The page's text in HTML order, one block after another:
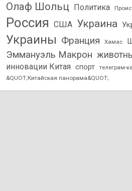
Олаф Шольц Политика
Россия США Украина
Украины Франция Хамас
Эммануэль Макрон
инновации Китая спорт
телеграм-
&QUOT;Китайская панорама&QUOT;